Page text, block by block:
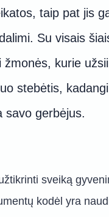
taip pat jis
Su visais
žmonės, kurie
stebėtis,
savo gerbėjus.
sveiką
kodėl yra